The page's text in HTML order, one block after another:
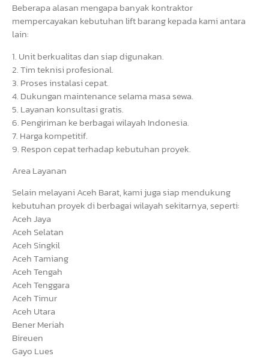
Beberapa alasan mengapa banyak kontraktor
mempercayakan kebutuhan lift barang kepada kami antara
lain:
1. Unit berkualitas dan siap digunakan.
2. Tim teknisi profesional.
3. Proses instalasi cepat.
4. Dukungan maintenance selama masa sewa.
5. Layanan konsultasi gratis.
6. Pengiriman ke berbagai wilayah Indonesia.
7. Harga kompetitif.
9. Respon cepat terhadap kebutuhan proyek.
Area Layanan
Selain melayani Aceh Barat, kami juga siap mendukung
kebutuhan proyek di berbagai wilayah sekitarnya, seperti:
Aceh Jaya
Aceh Selatan
Aceh Singkil
Aceh Tamiang
Aceh Tengah
Aceh Tenggara
Aceh Timur
Aceh Utara
Bener Meriah
Bireuen
Gayo Lues